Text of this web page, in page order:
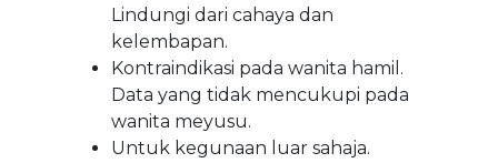
Lindungi dari cahaya dan
kelembapan.
Kontraindikasi pada wanita hamil.
Data yang tidak mencukupi pada
wanita meyusu.
Untuk kegunaan luar sahaja.